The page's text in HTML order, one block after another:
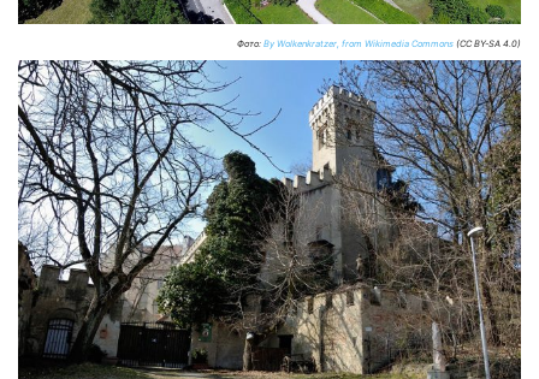
Фото: By Wolkenkratzer, from Wikimedia Commons (CC BY-SA 4.0)